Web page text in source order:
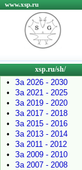
www.xsp.ru
xsp.ru/sh/
•
За 2026 - 2030
•
За 2021 - 2025
•
За 2019 - 2020
•
За 2017 - 2018
•
За 2015 - 2016
•
За 2013 - 2014
•
За 2011 - 2012
•
За 2009 - 2010
•
За 2007 - 2008